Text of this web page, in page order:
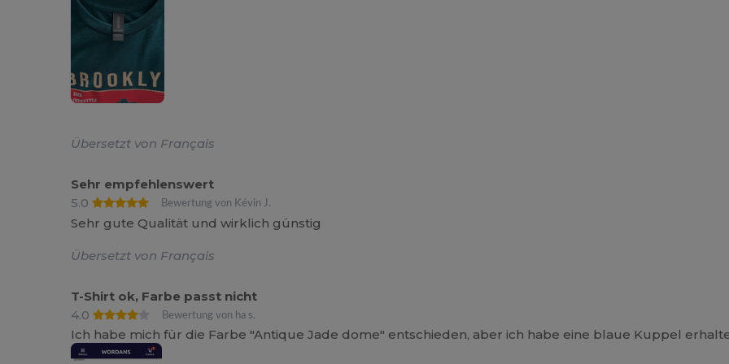
Übersetzt von Français
Sehr empfehlenswert
5.0
Bewertung von Kévin J.
Sehr gute Qualität und wirklich günstig
Übersetzt von Français
T-Shirt ok, Farbe passt nicht
4.0
Bewertung von ha s.
Ich habe mich für die Farbe "Antique Jade dome" entschieden, aber ich habe eine blaue Kuppel